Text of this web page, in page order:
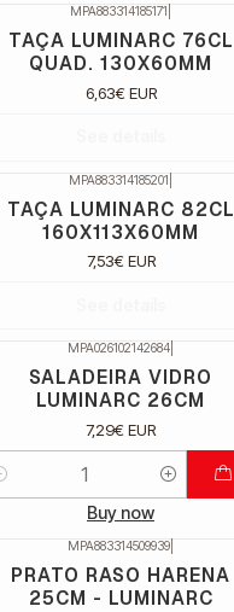
MPA883314185171
TAÇA LUMINARC 76CL
QUAD. 130X60MM
6,63€ EUR
MPA883314185201
TAÇA LUMINARC 82CL
160X113X60MM
7,53€ EUR
MPA026102142684
SALADEIRA VIDRO
LUMINARC 26CM
7,29€ EUR
Buy now
MPA883314509939
PRATO RASO HARENA
25CM - LUMINARC